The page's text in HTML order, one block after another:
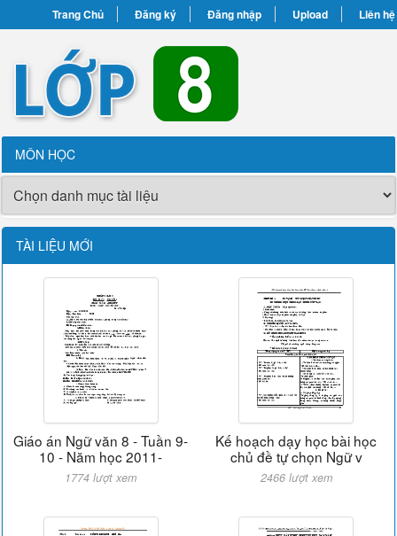
Trang Chủ Đăng ký Đăng nhập Upload Liên hệ
MÔN HỌC
TÀI LIỆU MỚI
Giáo án Ngữ văn 8 - Tuần 9-
10 - Năm học 2011-
1774 lượt xem
Kế hoạch dạy học bài học
chủ đề tự chọn Ngữ v
2466 lượt xem